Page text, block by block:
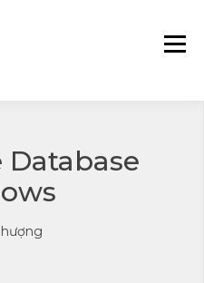
& AI chuyên sâu cho ngành ngân
– bảo hiểm – chứng khoán và
Database